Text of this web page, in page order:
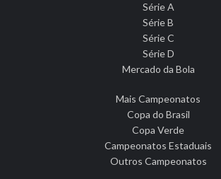
Série A
Série B
Série C
Série D
Mercado da Bola
Mais Campeonatos
Copa do Brasil
Copa Verde
Campeonatos Estaduais
Outros Campeonatos